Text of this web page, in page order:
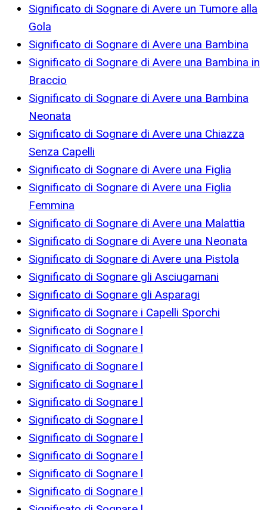
Significato di Sognare di Avere un Tumore alla
Gola
Significato di Sognare di Avere una Bambina
Significato di Sognare di Avere una Bambina in
Braccio
Significato di Sognare di Avere una Bambina
Neonata
Significato di Sognare di Avere una Chiazza
Senza Capelli
Significato di Sognare di Avere una Figlia
Significato di Sognare di Avere una Figlia
Femmina
Significato di Sognare di Avere una Malattia
Significato di Sognare di Avere una Neonata
Significato di Sognare di Avere una Pistola
Significato di Sognare gli Asciugamani
Significato di Sognare gli Asparagi
Significato di Sognare i Capelli Sporchi
Significato di Sognare l
Significato di Sognare l
Significato di Sognare l
Significato di Sognare l
Significato di Sognare l
Significato di Sognare l
Significato di Sognare l
Significato di Sognare l
Significato di Sognare l
Significato di Sognare l